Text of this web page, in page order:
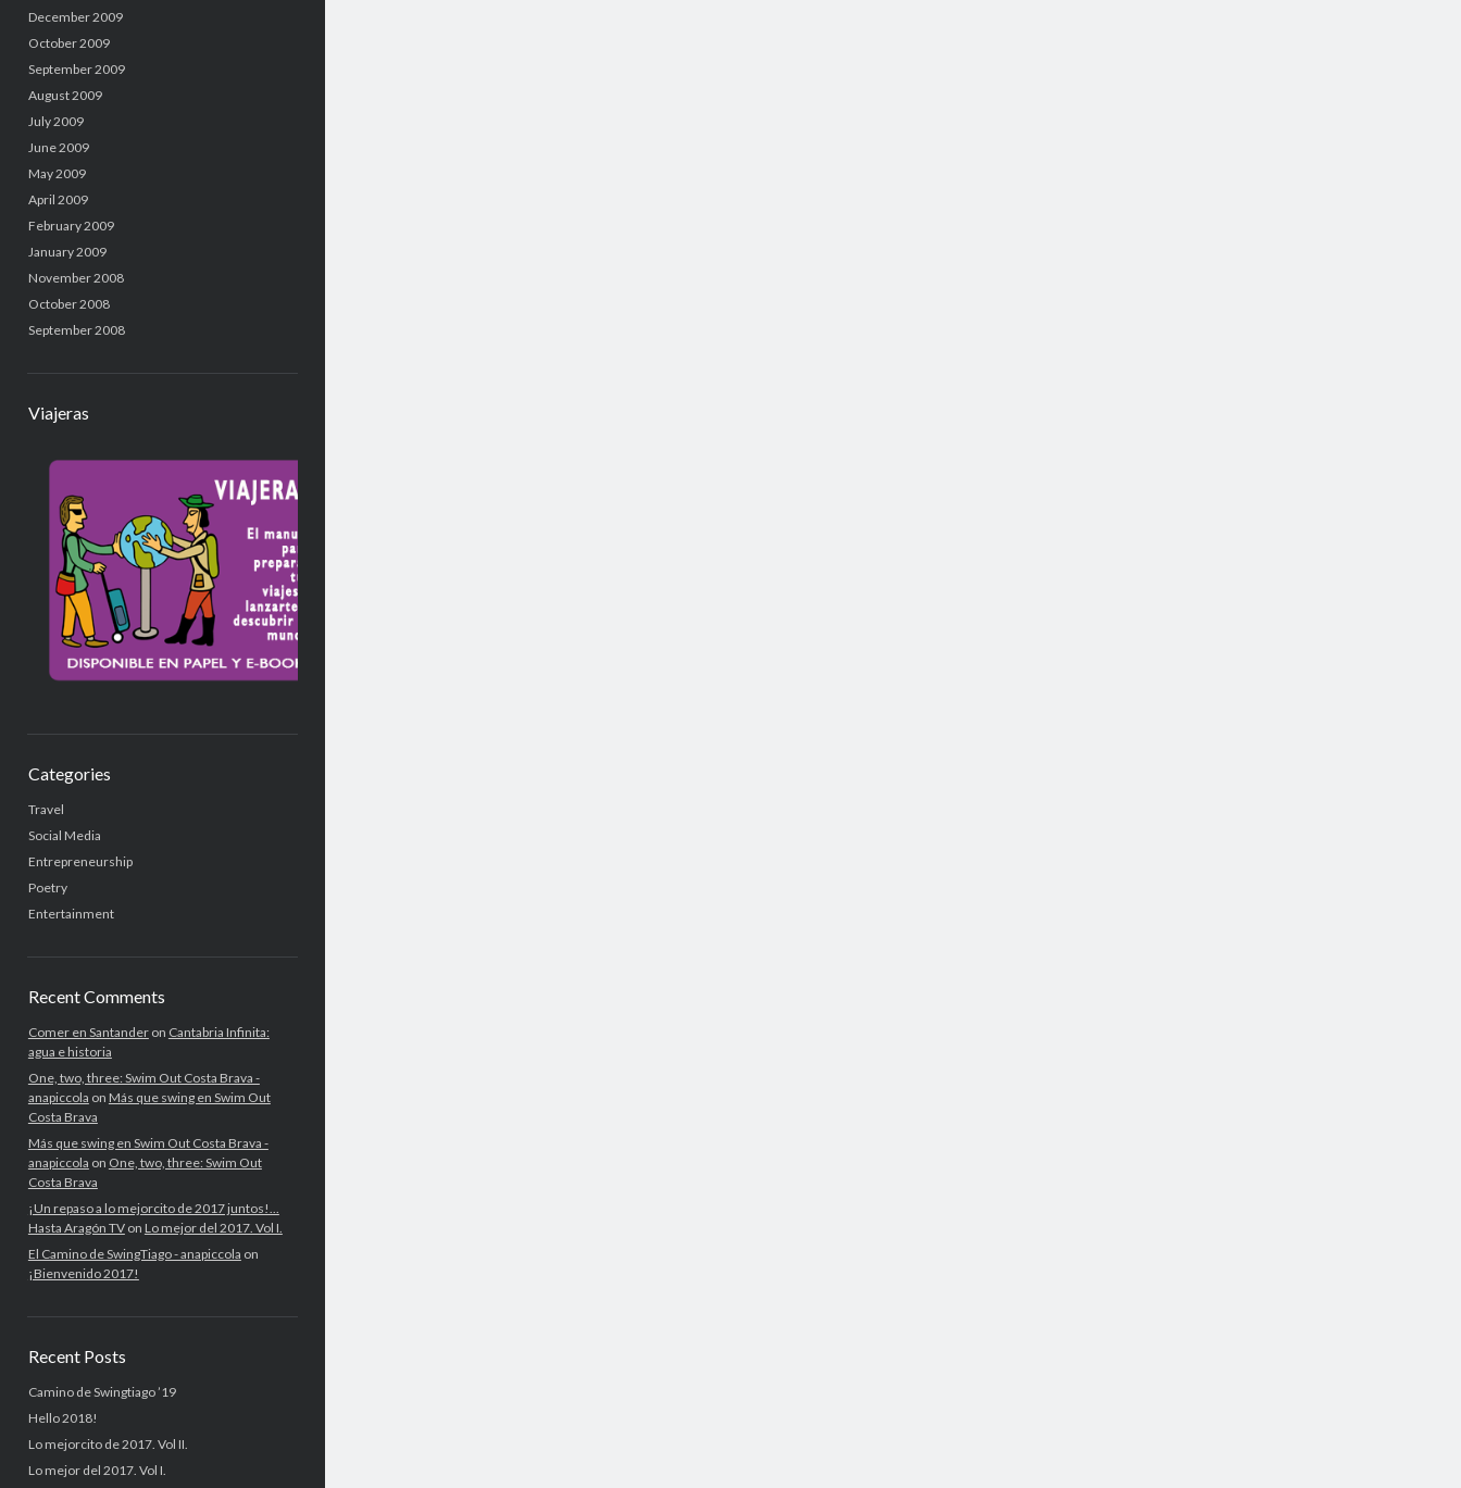
December 2009
October 2009
September 2009
August 2009
July 2009
June 2009
May 2009
April 2009
February 2009
January 2009
November 2008
October 2008
September 2008
Viajeras
Categories
Travel
Social Media
Entrepreneurship
Poetry
Entertainment
Recent Comments
Comer en Santanderon Cantabria Infinita:
agua e historia
One, two, three: Swim Out Costa Brava -
anapiccola on Más que swing en Swim Out
Costa Brava
Más que swing en Swim Out Costa Brava -
anapiccola on One, two, three: Swim Out
Costa Brava
¡Un repaso a lo mejorcito de 2017 juntos!...
Hasta Aragón TVon Lo mejor del 2017. Vol I.
El Camino de SwingTiago - anapiccola on
¡Bienvenido 2017!
Recent Posts
Camino de Swingtiago ’19
Hello 2018!
Lo mejorcito de 2017. Vol II.
Lo mejor del 2017. Vol I.